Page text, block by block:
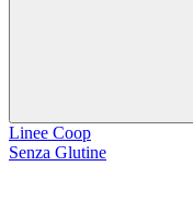
Linee Coop
Senza Glutine